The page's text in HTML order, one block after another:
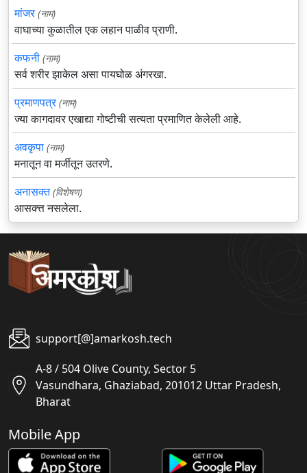
मांजर (नाम)
वाघाच्या कुळातील एक लहान पाळीव प्राणी.
कफनी (नाम)
सर्व शरीर झाकेल असा पायघोळ अंगरखा.
प्रमाणपत्र (नाम)
ज्या कागदावर एखाद्या गोष्टीची सत्यता प्रमाणित केलेली आहे.
अवकृपा (नाम)
मनातून वा मर्जीतून उतरणे.
अनासक्त (विशेषण)
आसक्त्त नसलेला.
support[@]amarkosh.tech
A-8 / 504 Olive County, Sector 5
Vasundhara, Ghaziabad, 201012 Uttar Pradesh,
Bharat
Mobile App